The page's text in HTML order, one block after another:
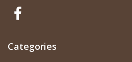
Categories